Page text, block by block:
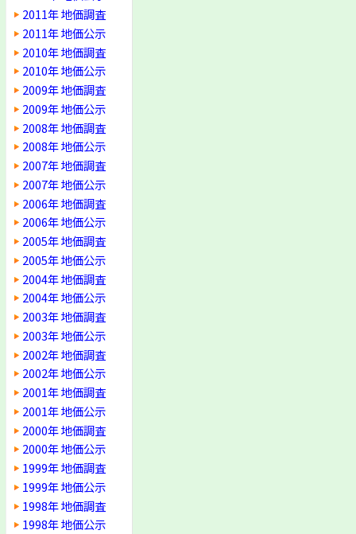
2011年 地価調査
2011年 地価公示
2010年 地価調査
2010年 地価公示
2009年 地価調査
2009年 地価公示
2008年 地価調査
2008年 地価公示
2007年 地価調査
2007年 地価公示
2006年 地価調査
2006年 地価公示
2005年 地価調査
2005年 地価公示
2004年 地価調査
2004年 地価公示
2003年 地価調査
2003年 地価公示
2002年 地価調査
2002年 地価公示
2001年 地価調査
2001年 地価公示
2000年 地価調査
2000年 地価公示
1999年 地価調査
1999年 地価公示
1998年 地価調査
1998年 地価公示